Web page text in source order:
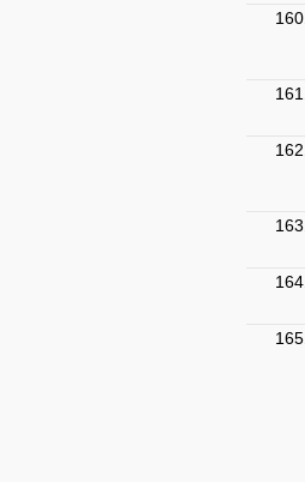
160.
161.
162.
163.
164.
165.